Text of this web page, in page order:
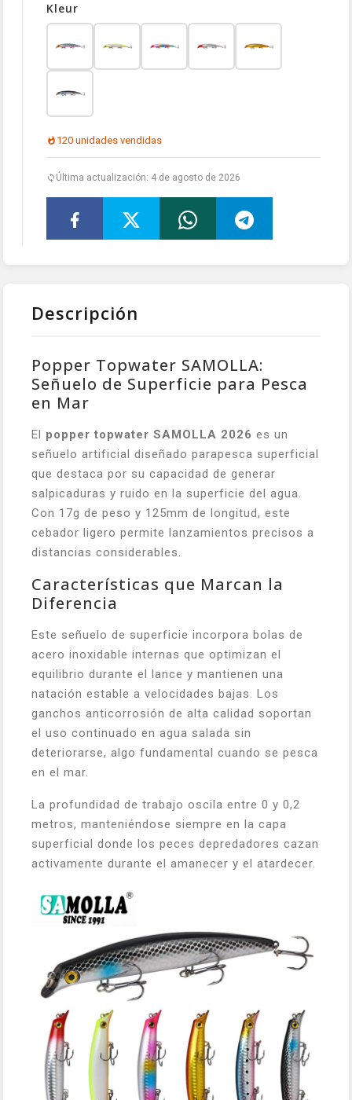
Kleur
120 unidades vendidas
Última actualización: 4 de agosto de 2026
Descripción
Popper Topwater SAMOLLA:
Señuelo de Superficie para Pesca
en Mar
El popper topwater SAMOLLA 2026 es un
señuelo artificial diseñado parapesca superficial
que destaca por su capacidad de generar
salpicaduras y ruido en la superficie del agua.
Con 17g de peso y 125mm de longitud, este
cebador ligero permite lanzamientos precisos a
distancias considerables.
Características que Marcan la
Diferencia
Este señuelo de superficie incorpora bolas de
acero inoxidable internas que optimizan el
equilibrio durante el lance y mantienen una
natación estable a velocidades bajas. Los
ganchos anticorrosión de alta calidad soportan
el uso continuado en agua salada sin
deteriorarse, algo fundamental cuando se pesca
en el mar.
La profundidad de trabajo oscila entre 0 y 0,2
metros, manteniéndose siempre en la capa
superficial donde los peces depredadores cazan
activamente durante el amanecer y el atardecer.